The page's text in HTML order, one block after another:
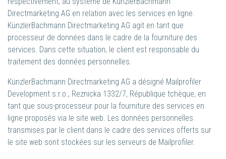
Directmarketing AG en relation avec les services en ligne.
KünzlerBachmann Directmarketing AG agit en tant que
processeur de données dans le cadre de la fourniture des
services. Dans cette situation, le client est responsable du
traitement des données personnelles.
KünzlerBachmann Directmarketing AG a désigné Mailprofiler
Development s.r.o., Reznicka 1332/7, République tchèque, en
tant que sous-processeur pour la fourniture des services en
ligne proposés via le site web. Les données personnelles
transmises par le client dans le cadre des services offerts sur
le site web sont stockées sur les serveurs de Mailprofiler.